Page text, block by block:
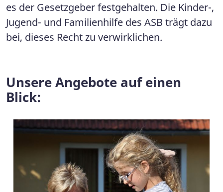
es der Gesetzgeber festgehalten. Die Kinder-,
Jugend- und Familienhilfe des ASB trägt dazu
bei, dieses Recht zu verwirklichen.
Unsere Angebote auf einen
Blick: